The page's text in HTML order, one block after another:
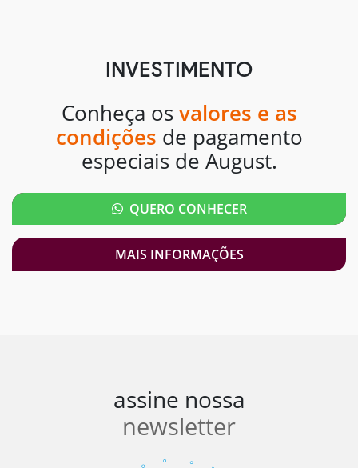
INVESTIMENTO
Conheça os valores e as
condições de pagamento
especiais de August.
QUERO CONHECER
MAIS INFORMAÇÕES
assine nossa
newsletter